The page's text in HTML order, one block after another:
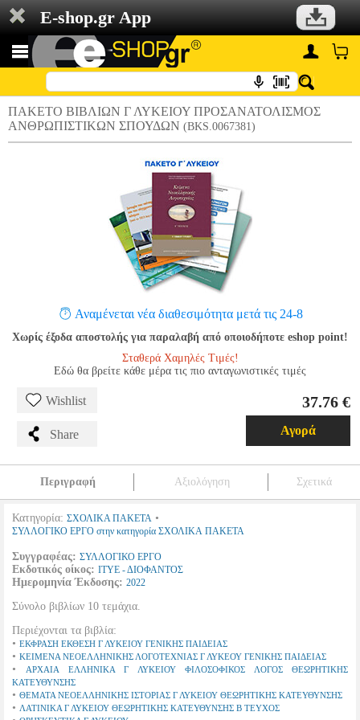
E-shop.gr App
ΠΑΚΕΤΟ ΒΙΒΛΙΩΝ Γ ΛΥΚΕΙΟΥ ΠΡΟΣΑΝΑΤΟΛΙΣΜΟΣ
ΑΝΘΡΩΠΙΣΤΙΚΩΝ ΣΠΟΥΔΩΝ (BKS.0067381)
Αναμένεται νέα διαθεσιμότητα μετά τις 24-8
Χωρίς έξοδα αποστολής για παραλαβή από οποιοδήποτε eshop point!
Σταθερά Χαμηλές Τιμές!
Εδώ θα βρείτε κάθε μέρα τις πιο ανταγωνιστικές τιμές
Wishlist
Share
37.76 €
Αγορά
Περιγραφή Αξιολόγηση Σχετικά
Κατηγορία: ΣΧΟΛΙΚΑ ΠΑΚΕΤΑ •
ΣΥΛΛΟΓΙΚΟ ΕΡΓΟ στην κατηγορία ΣΧΟΛΙΚΑ ΠΑΚΕΤΑ
Συγγραφέας: ΣΥΛΛΟΓΙΚΟ ΕΡΓΟ
Εκδοτικός οίκος: ΙΤΥΕ - ΔΙΟΦΑΝΤΟΣ
Ημερομηνία Έκδοσης: 2022
Σύνολο βιβλίων 10 τεμάχια.
Περιέχονται τα βιβλία:
• ΕΚΦΡΑΣΗ ΕΚΘΕΣΗ Γ ΛΥΚΕΙΟΥ ΓΕΝΙΚΗΣ ΠΑΙΔΕΙΑΣ
• ΚΕΙΜΕΝΑ ΝΕΟΕΛΛΗΝΙΚΗΣ ΛΟΓΟΤΕΧΝΙΑΣ Γ ΛΥΚΕΟΥ ΓΕΝΙΚΗΣ ΠΑΙΔΕΙΑΣ
•ΑΡΧΑΙΑ ΕΛΛΗΝΙΚΑ Γ ΛΥΚΕΙΟΥ ΦΙΛΟΣΟΦΙΚΟΣ ΛΟΓΟΣ ΘΕΩΡΗΤΙΚΗΣ
ΚΑΤΕΥΘΥΝΣΗΣ
• ΘΕΜΑΤΑ ΝΕΟΕΛΛΗΝΙΚΗΣ ΙΣΤΟΡΙΑΣ Γ ΛΥΚΕΙΟΥ ΘΕΩΡΗΤΙΚΗΣ ΚΑΤΕΥΘΥΝΣΗΣ
• ΛΑΤΙΝΙΚΑ Γ ΛΥΚΕΙΟΥ ΘΕΩΡΗΤΙΚΗΣ ΚΑΤΕΥΘΥΝΣΗΣ Β ΤΕΥΧΟΣ